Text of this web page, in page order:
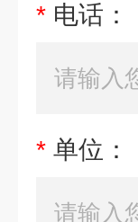
* 电话：
* 单位：